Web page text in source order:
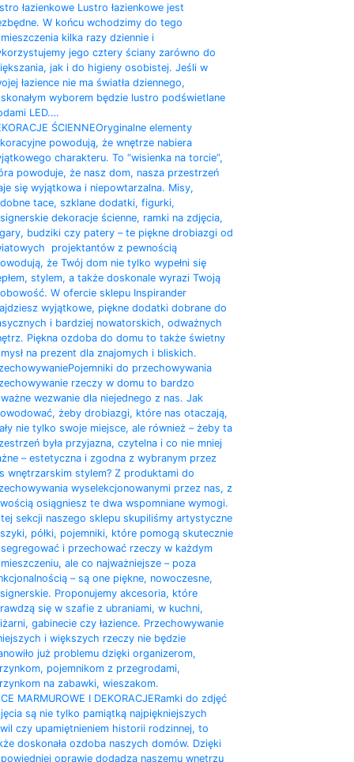
łazienkowe Lustro łazienkowe jest
W końcu wchodzimy do tego
kilka razy dziennie i
jego cztery ściany zarówno do
jak i do higieny osobistej. Jeśli w
łazience nie ma światła dziennego,
wyborem będzie lustro podświetlane
LED.…
ŚCIENNEOryginalne elementy
powodują, że wnętrze nabiera
charakteru. To “wisienka na torcie”,
powoduje, że nasz dom, nasza przestrzeń
się wyjątkowa i niepowtarzalna. Misy,
tace, szklane dodatki, figurki,
dekoracje ścienne, ramki na zdjęcia,
budziki czy patery – te piękne drobiazgi od
projektantów z pewnością
że Twój dom nie tylko wypełni się
stylem, a także doskonale wyrazi Twoją
W ofercie sklepu Inspirander
wyjątkowe, piękne dodatki dobrane do
i bardziej nowatorskich, odważnych
Piękna ozdoba do domu to także świetny
na prezent dla znajomych i bliskich.
Pojemniki do przechowywania
rzeczy w domu to bardzo
wezwanie dla niejednego z nas. Jak
żeby drobiazgi, które nas otaczają,
nie tylko swoje miejsce, ale również – żeby ta
była przyjazna, czytelna i co nie mniej
– estetyczna i zgodna z wybranym przez
wnętrzarskim stylem? Z produktami do
wyselekcjonowanymi przez nas, z
osiągniesz te dwa wspomniane wymogi.
sekcji naszego sklepu skupiliśmy artystyczne
półki, pojemniki, które pomogą skutecznie
i przechować rzeczy w każdym
ale co najważniejsze – poza
– są one piękne, nowoczesne,
Proponujemy akcesoria, które
się w szafie z ubraniami, w kuchni,
gabinecie czy łazience. Przechowywanie
i większych rzeczy nie będzie
już problemu dzięki organizerom,
pojemnikom z przegrodami,
na zabawki, wieszakom.
MARMUROWE I DEKORACJERamki do zdjęć
są nie tylko pamiątką najpiękniejszych
czy upamiętnieniem historii rodzinnej, to
doskonała ozdoba naszych domów. Dzięki
oprawie dodadzą naszemu wnętrzu